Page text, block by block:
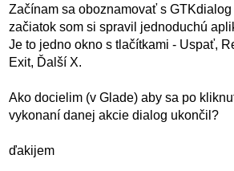
Začínam sa oboznamovať s GTKdialog
začiatok som si spravil jednoduchú
Je to jedno okno s tlačítkami - Uspať,
Exit, Ďalší X.
Ako docielim (v Glade) aby sa po
vykonaní danej akcie dialog ukončil?
ďakijem